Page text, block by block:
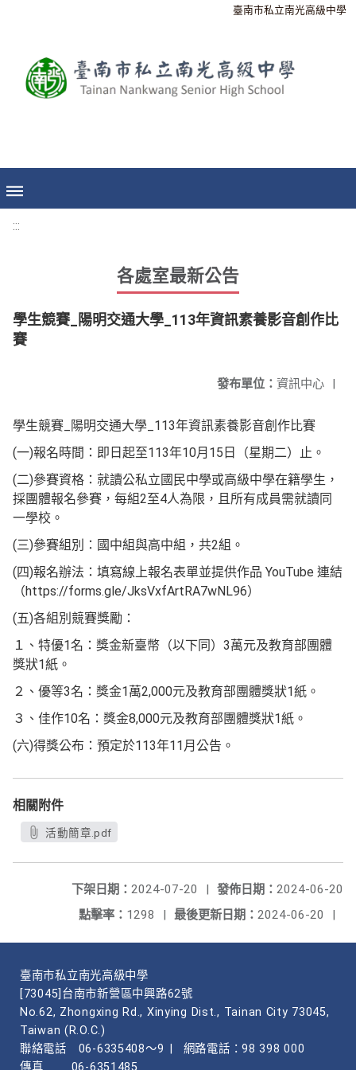
臺南市私立南光高級中學
:::
各處室最新公告
學生競賽_陽明交通大學_113年資訊素養影音創作比
賽
發布單位： 資訊中心 |
學生競賽_陽明交通大學_113年資訊素養影音創作比賽
(一)報名時間：即日起至113年10月15日（星期二）止。
(二)參賽資格：就讀公私立國民中學或高級中學在籍學生，
採團體報名參賽，每組2至4人為限，且所有成員需就讀同
一學校。
(三)參賽組別：國中組與高中組，共2組。
(四)報名辦法：填寫線上報名表單並提供作品 YouTube 連結
（https://forms.gle/JksVxfArtRA7wNL96）
(五)各組別競賽獎勵：
１、特優1名：獎金新臺幣（以下同）3萬元及教育部團體
獎狀1紙。
２、優等3名：獎金1萬2,000元及教育部團體獎狀1紙。
３、佳作10名：獎金8,000元及教育部團體獎狀1紙。
(六)得獎公布：預定於113年11月公告。
相關附件
活動簡章.pdf
發佈日期： 2024-06-20
下架日期： 2024-07-20
|
最後更新日期： 2024-06-20 |
點擊率： 1298 |
臺南市私立南光高級中學
[73045]台南市新營區中興路62號
No.62, Zhongxing Rd., Xinying Dist., Tainan City 73045,
Taiwan (R.O.C.)
聯絡電話
06-6335408～9
網路電話：98 398 000
傳真
06-6351485